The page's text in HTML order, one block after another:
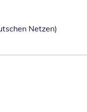
Netzen)